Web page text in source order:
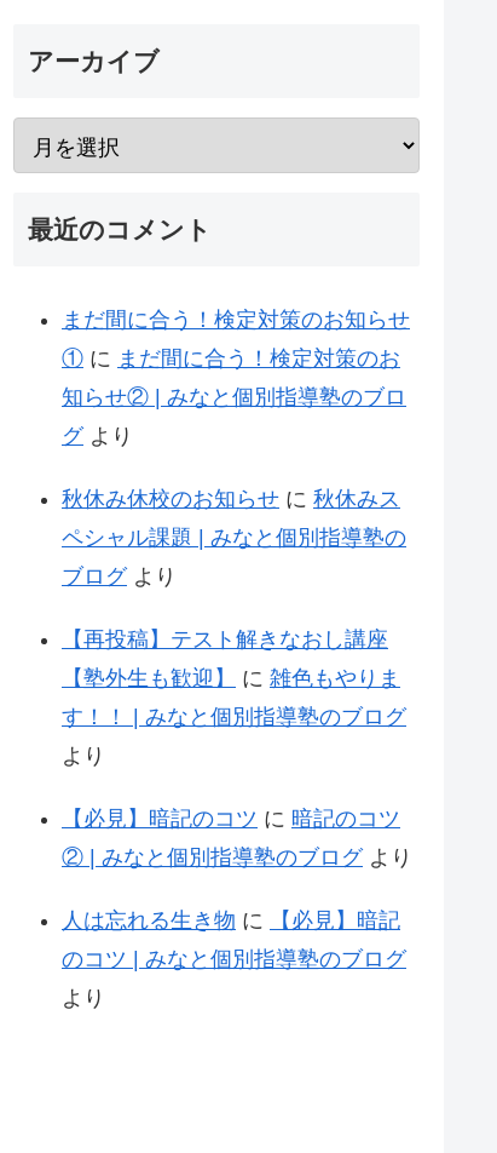
アーカイブ
最近のコメント
まだ間に合う！検定対策のお知らせ
① に まだ間に合う！検定対策のお
知らせ② | みなと個別指導塾のブロ
グより
秋休み休校のお知らせ に 秋休みス
ペシャル課題 | みなと個別指導塾の
ブログより
【再投稿】テスト解きなおし講座
【塾外生も歓迎】
に 雑色もやりま
す！！ | みなと個別指導塾のブログ
より
【必見】暗記のコツ に 暗記のコツ
② | みなと個別指導塾のブログより
人は忘れる生き物 に
【必見】暗記
のコツ | みなと個別指導塾のブログ
より